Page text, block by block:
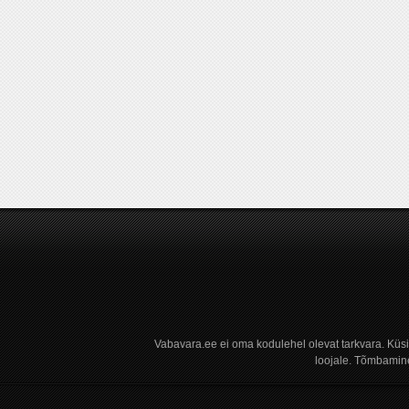
Vabavara.ee ei oma kodulehel olevat tarkvara.
loojale.